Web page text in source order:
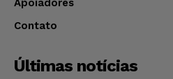
Apoiadores
Contato
Últimas notícias